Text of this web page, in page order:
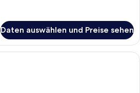
Daten auswählen und Preise sehen